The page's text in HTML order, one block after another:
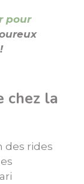
pour
chez la
des rides